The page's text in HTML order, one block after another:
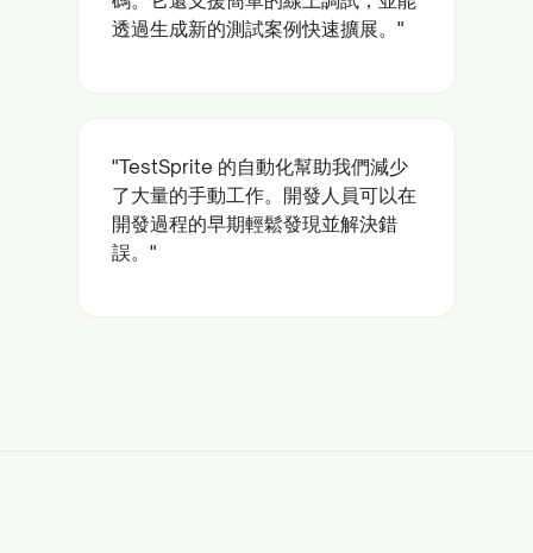
透過生成新的測試案例快速擴展。"
"TestSprite 的自動化幫助我們減少
了大量的手動工作。開發人員可以在
開發過程的早期輕鬆發現並解決錯
誤。"